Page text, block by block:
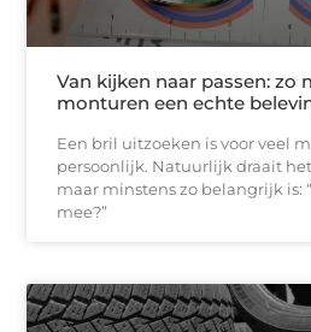
Van kijken naar passen: zo
monturen een echte
Een bril uitzoeken is voor veel
persoonlijk. Natuurlijk draait
maar minstens zo belangrijk is:
mee?”